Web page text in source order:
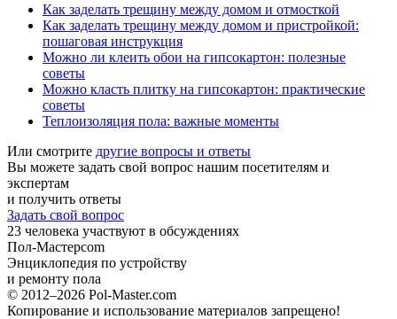
Как заделать трещину между домом и отмосткой
Как заделать трещину между домом и пристройкой:
пошаговая инструкция
Можно ли клеить обои на гипсокартон: полезные
советы
Можно класть плитку на гипсокартон: практические
советы
Теплоизоляция пола: важные моменты
Или смотрите другие вопросы и ответы
Вы можете задать свой вопрос нашим посетителям и
экспертам
и получить ответы
Задать свой вопрос
23 человека участвуют в обсуждениях
Пол-Мастерcom
Энциклопедия по устройству
и ремонту пола
© 2012–2026 Pol-Master.com
Копирование и использование материалов запрещено!